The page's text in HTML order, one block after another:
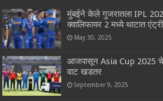
मुंबईने केले गुजरातला IPL
क्वालिफायर 2 मध्ये थाटात एंट्री
May 30, 2025
आजपासून Asia Cup 2025 चे
वाट खडतर
September 9, 2025